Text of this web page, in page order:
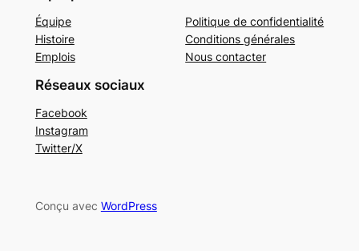
Équipe
Histoire
Emplois
Politique de confidentialité
Conditions générales
Nous contacter
Réseaux sociaux
Facebook
Instagram
Twitter/X
Conçu avec WordPress